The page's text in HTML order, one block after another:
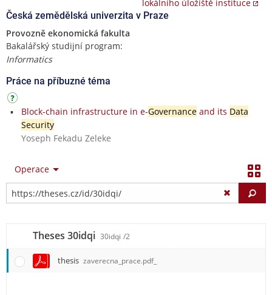
lokálního úložiště instituce
Česká zemědělská univerzita v Praze
Provozně ekonomická fakulta
Bakalářský studijní program:
Informatics
Práce na příbuzné téma
Block-chain infrastructure in e-Governanceand its Data
Security
Yoseph Fekadu Zeleke
Operace
Theses 30idqi 30idqi /2
thesis zaverecna_prace.pdf_